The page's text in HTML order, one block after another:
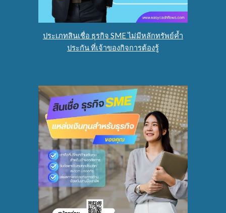
ประเภทสินเชื่อ ธุรกิจ SME ไม่มีหลักทรัพย์ค้ำ
ประกัน ที่เจ้าของกิจการต้องรู้